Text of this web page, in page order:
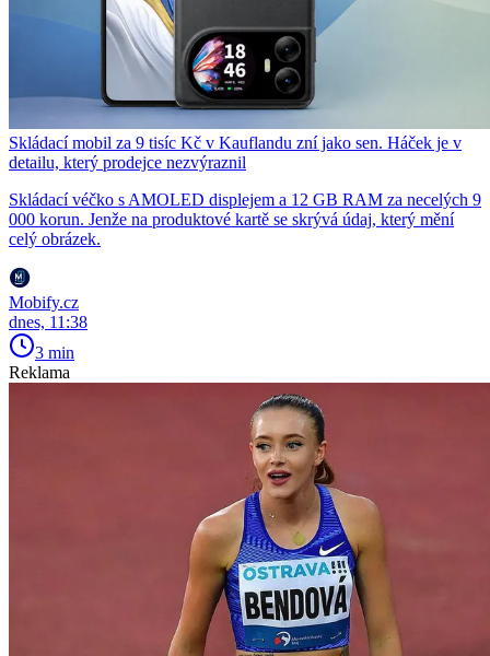
Skládací mobil za 9 tisíc Kč v Kauflandu zní jako sen. Háček je v
detailu, který prodejce nezvýraznil
Skládací véčko s AMOLED displejem a 12 GB RAM za necelých 9
000 korun. Jenže na produktové kartě se skrývá údaj, který mění
celý obrázek.
Mobify.cz
dnes, 11:38
3 min
Reklama